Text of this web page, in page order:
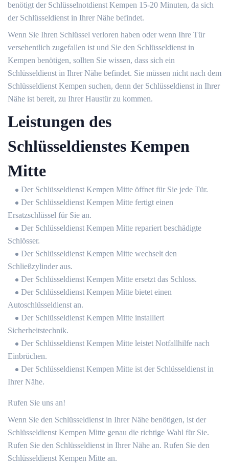
benötigt der Schlüsselnotdienst Kempen 15-20 Minuten, da sich
der Schlüsseldienst in Ihrer Nähe befindet.
Wenn Sie Ihren Schlüssel verloren haben oder wenn Ihre Tür
versehentlich zugefallen ist und Sie den Schlüsseldienst in
Kempen benötigen, sollten Sie wissen, dass sich ein
Schlüsseldienst in Ihrer Nähe befindet. Sie müssen nicht nach dem
Schlüsseldienst Kempen suchen, denn der Schlüsseldienst in Ihrer
Nähe ist bereit, zu Ihrer Haustür zu kommen.
Leistungen des
Schlüsseldienstes Kempen
Mitte
Der Schlüsseldienst Kempen Mitte öffnet für Sie jede Tür.
Der Schlüsseldienst Kempen Mitte fertigt einen
Ersatzschlüssel für Sie an.
Der Schlüsseldienst Kempen Mitte repariert beschädigte
Schlösser.
Der Schlüsseldienst Kempen Mitte wechselt den
Schließzylinder aus.
Der Schlüsseldienst Kempen Mitte ersetzt das Schloss.
Der Schlüsseldienst Kempen Mitte bietet einen
Autoschlüsseldienst an.
Der Schlüsseldienst Kempen Mitte installiert
Sicherheitstechnik.
Der Schlüsseldienst Kempen Mitte leistet Notfallhilfe nach
Einbrüchen.
Der Schlüsseldienst Kempen Mitte ist der Schlüsseldienst in
Ihrer Nähe.
Rufen Sie uns an!
Wenn Sie den Schlüsseldienst in Ihrer Nähe benötigen, ist der
Schlüsseldienst Kempen Mitte genau die richtige Wahl für Sie.
Rufen Sie den Schlüsseldienst in Ihrer Nähe an. Rufen Sie den
Schlüsseldienst Kempen Mitte an.